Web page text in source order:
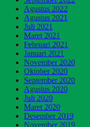
Agustus 2022
Agustus 2021
Juli 2021
Maret 2021
Februari 2021
Januari 2021
November 2020
Oktober 2020
September 2020
Agustus 2020
Juli 2020
Maret 2020
Desember 2019
November 2019